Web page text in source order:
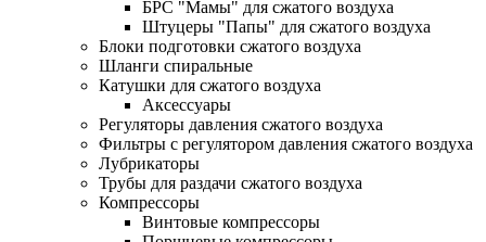
БРС "Мамы" для сжатого воздуха
Штуцеры "Папы" для сжатого воздуха
Блоки подготовки сжатого воздуха
Шланги спиральные
Катушки для сжатого воздуха
Аксессуары
Регуляторы давления сжатого воздуха
Фильтры с регулятором давления сжатого воздуха
Лубрикаторы
Трубы для раздачи сжатого воздуха
Компрессоры
Винтовые компрессоры